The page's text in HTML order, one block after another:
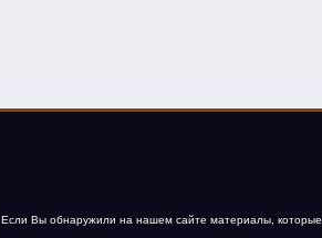
Если Вы обнаружили на нашем сайте материалы, которые